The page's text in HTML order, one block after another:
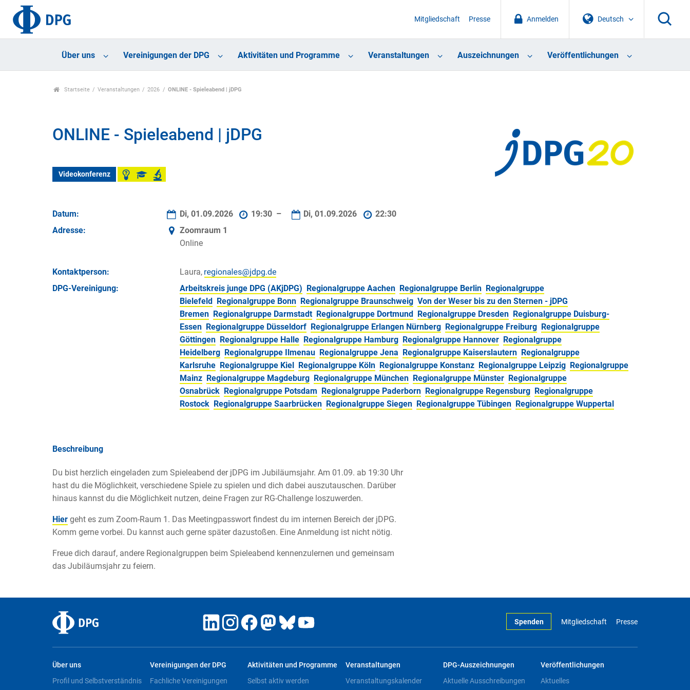
Deutsch
Anmelden
Mitgliedschaft Presse
Über uns Vereinigungen der DPG Aktivitäten und Programme Veranstaltungen Auszeichnungen Veröffentlichungen
Startseite Veranstaltungen 2026 ONLINE - Spieleabend | jDPG
ONLINE - Spieleabend | jDPG
Videokonferenz
Datum: Di, 01.09.2026 19:30 – Di, 01.09.2026
22:30
Adresse:
Zoomraum 1
Online
Kontakt­person:
Laura,
DPG-Vereinigung:
Arbeitskreis junge DPG (AKjDPG) Regionalgruppe Aachen Regionalgruppe Berlin Regionalgruppe
Bielefeld Regionalgruppe Bonn Regionalgruppe Braunschweig Von der Weser bis zu den Sternen - jDPG
Bremen Regionalgruppe Darmstadt Regionalgruppe Dortmund Regionalgruppe Dresden Regionalgruppe Duisburg-
Essen Regionalgruppe Düsseldorf Regionalgruppe Erlangen Nürnberg Regionalgruppe Freiburg Regionalgruppe
Göttingen Regionalgruppe Halle Regionalgruppe Hamburg Regionalgruppe Hannover Regionalgruppe
Heidelberg Regionalgruppe Ilmenau Regionalgruppe Jena Regionalgruppe Kaiserslautern Regionalgruppe
Karlsruhe Regionalgruppe Kiel Regionalgruppe Köln Regionalgruppe Konstanz Regionalgruppe Leipzig Regionalgruppe
Mainz Regionalgruppe Magdeburg Regionalgruppe München Regionalgruppe Münster Regionalgruppe
Osnabrück Regionalgruppe Potsdam Regionalgruppe Paderborn Regionalgruppe Regensburg Regionalgruppe
Rostock Regionalgruppe Saarbrücken Regionalgruppe Siegen Regionalgruppe Tübingen Regionalgruppe Wuppertal
Beschreibung
Du bist herzlich eingeladen zum Spieleabend der jDPG im Jubiläumsjahr. Am 01.09. ab 19:30 Uhr
hast du die Möglichkeit, verschiedene Spiele zu spielen und dich dabei auszutauschen. Darüber
hinaus kannst du die Möglichkeit nutzen, deine Fragen zur RG-Challenge loszuwerden.
Hier geht es zum Zoom-Raum 1. Das Meetingpasswort findest du im internen Bereich der jDPG.
Komm gerne vorbei. Du kannst auch gerne später dazustoßen. Eine Anmeldung ist nicht nötig.
Freue dich darauf, andere Regionalgruppen beim Spieleabend kennenzulernen und gemeinsam
das Jubiläumsjahr zu feiern.
Spenden Mitgliedschaft Presse
Über uns
Profil und Selbstverständnis
Vereinigungen der DPG
Fachliche Vereinigungen
Aktivitäten und Programme
Selbst aktiv werden
Veranstaltungen
Veranstaltungskalender
DPG-Auszeichnungen
Aktuelle Ausschreibungen
Veröffentlichungen
Aktuelles